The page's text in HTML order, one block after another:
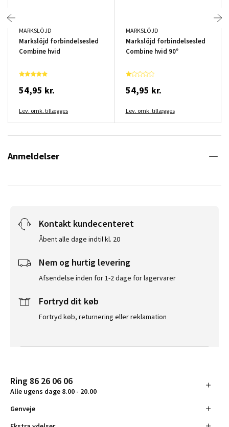
MARKSLÖJD
Markslöjd forbindelsesled
Combine hvid
54,95 kr.
Lev. omk. tillægges
MARKSLÖJD
Markslöjd forbindelsesled
Combine hvid 90°
54,95 kr.
Lev. omk. tillægges
Anmeldelser
Kontakt kundecenteret
Åbent alle dage indtil kl. 20
Nem og hurtig levering
Afsendelse inden for 1-2 dage for lagervarer
Fortryd dit køb
Fortryd køb, returnering eller reklamation
Ring 86 26 06 06
Alle ugens dage 8.00 - 20.00
Genveje